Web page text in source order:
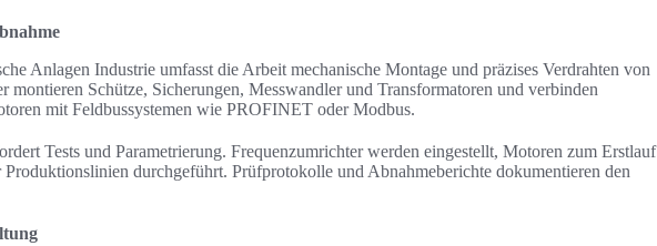
Anlagen Industrie umfasst die Arbeit mechanische Montage und präzises Verdrahten von
montieren Schütze, Sicherungen, Messwandler und Transformatoren und verbinden
mit Feldbussystemen wie PROFINET oder Modbus.
Tests und Parametrierung. Frequenzumrichter werden eingestellt, Motoren zum Erstlauf
Produktionslinien durchgeführt. Prüfprotokolle und Abnahmeberichte dokumentieren den